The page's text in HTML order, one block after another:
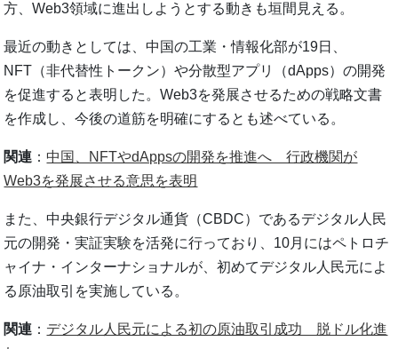
方、Web3領域に進出しようとする動きも垣間見える。
最近の動きとしては、中国の工業・情報化部が19日、
NFT（非代替性トークン）や分散型アプリ（dApps）の開発
を促進すると表明した。Web3を発展させるための戦略文書
を作成し、今後の道筋を明確にするとも述べている。
関連 ： 中国、NFTやdAppsの開発を推進へ 行政機関が
Web3を発展させる意思を表明
また、中央銀行デジタル通貨（CBDC）であるデジタル人民
元の開発・実証実験を活発に行っており、10月にはペトロチ
ャイナ・インターナショナルが、初めてデジタル人民元によ
る原油取引を実施している。
関連 ： デジタル人民元による初の原油取引成功 脱ドル化進